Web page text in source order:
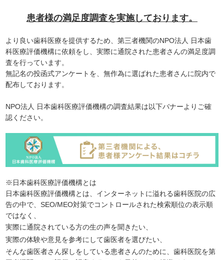
患者様の満足度調査を実施しております。
より良い歯科医療を提供するため、第三者機関のNPO法人 日本歯
科医療評価機構に依頼をし、実際に通院された患者さんの満足度調
査を行っています。
無記名の投函式アンケートを、無作為に選ばれた患者さんに院内で
配布しております。
NPO法人 日本歯科医療評価機構の調査結果は以下バナーよりご確
認ください。
※日本歯科医療評価機構とは
日本歯科医療評価機構とは、インターネットに溢れる歯科医院の広
告の中で、SEO/MEO対策でコントロールされた検索順位の表示順
ではなく、
実際に通院されている方の生の声を聞きたい、
実際の体験や意見を参考にして歯医者を選びたい、
そんな歯医者さん探しをしている患者さんのために、歯科医院を第